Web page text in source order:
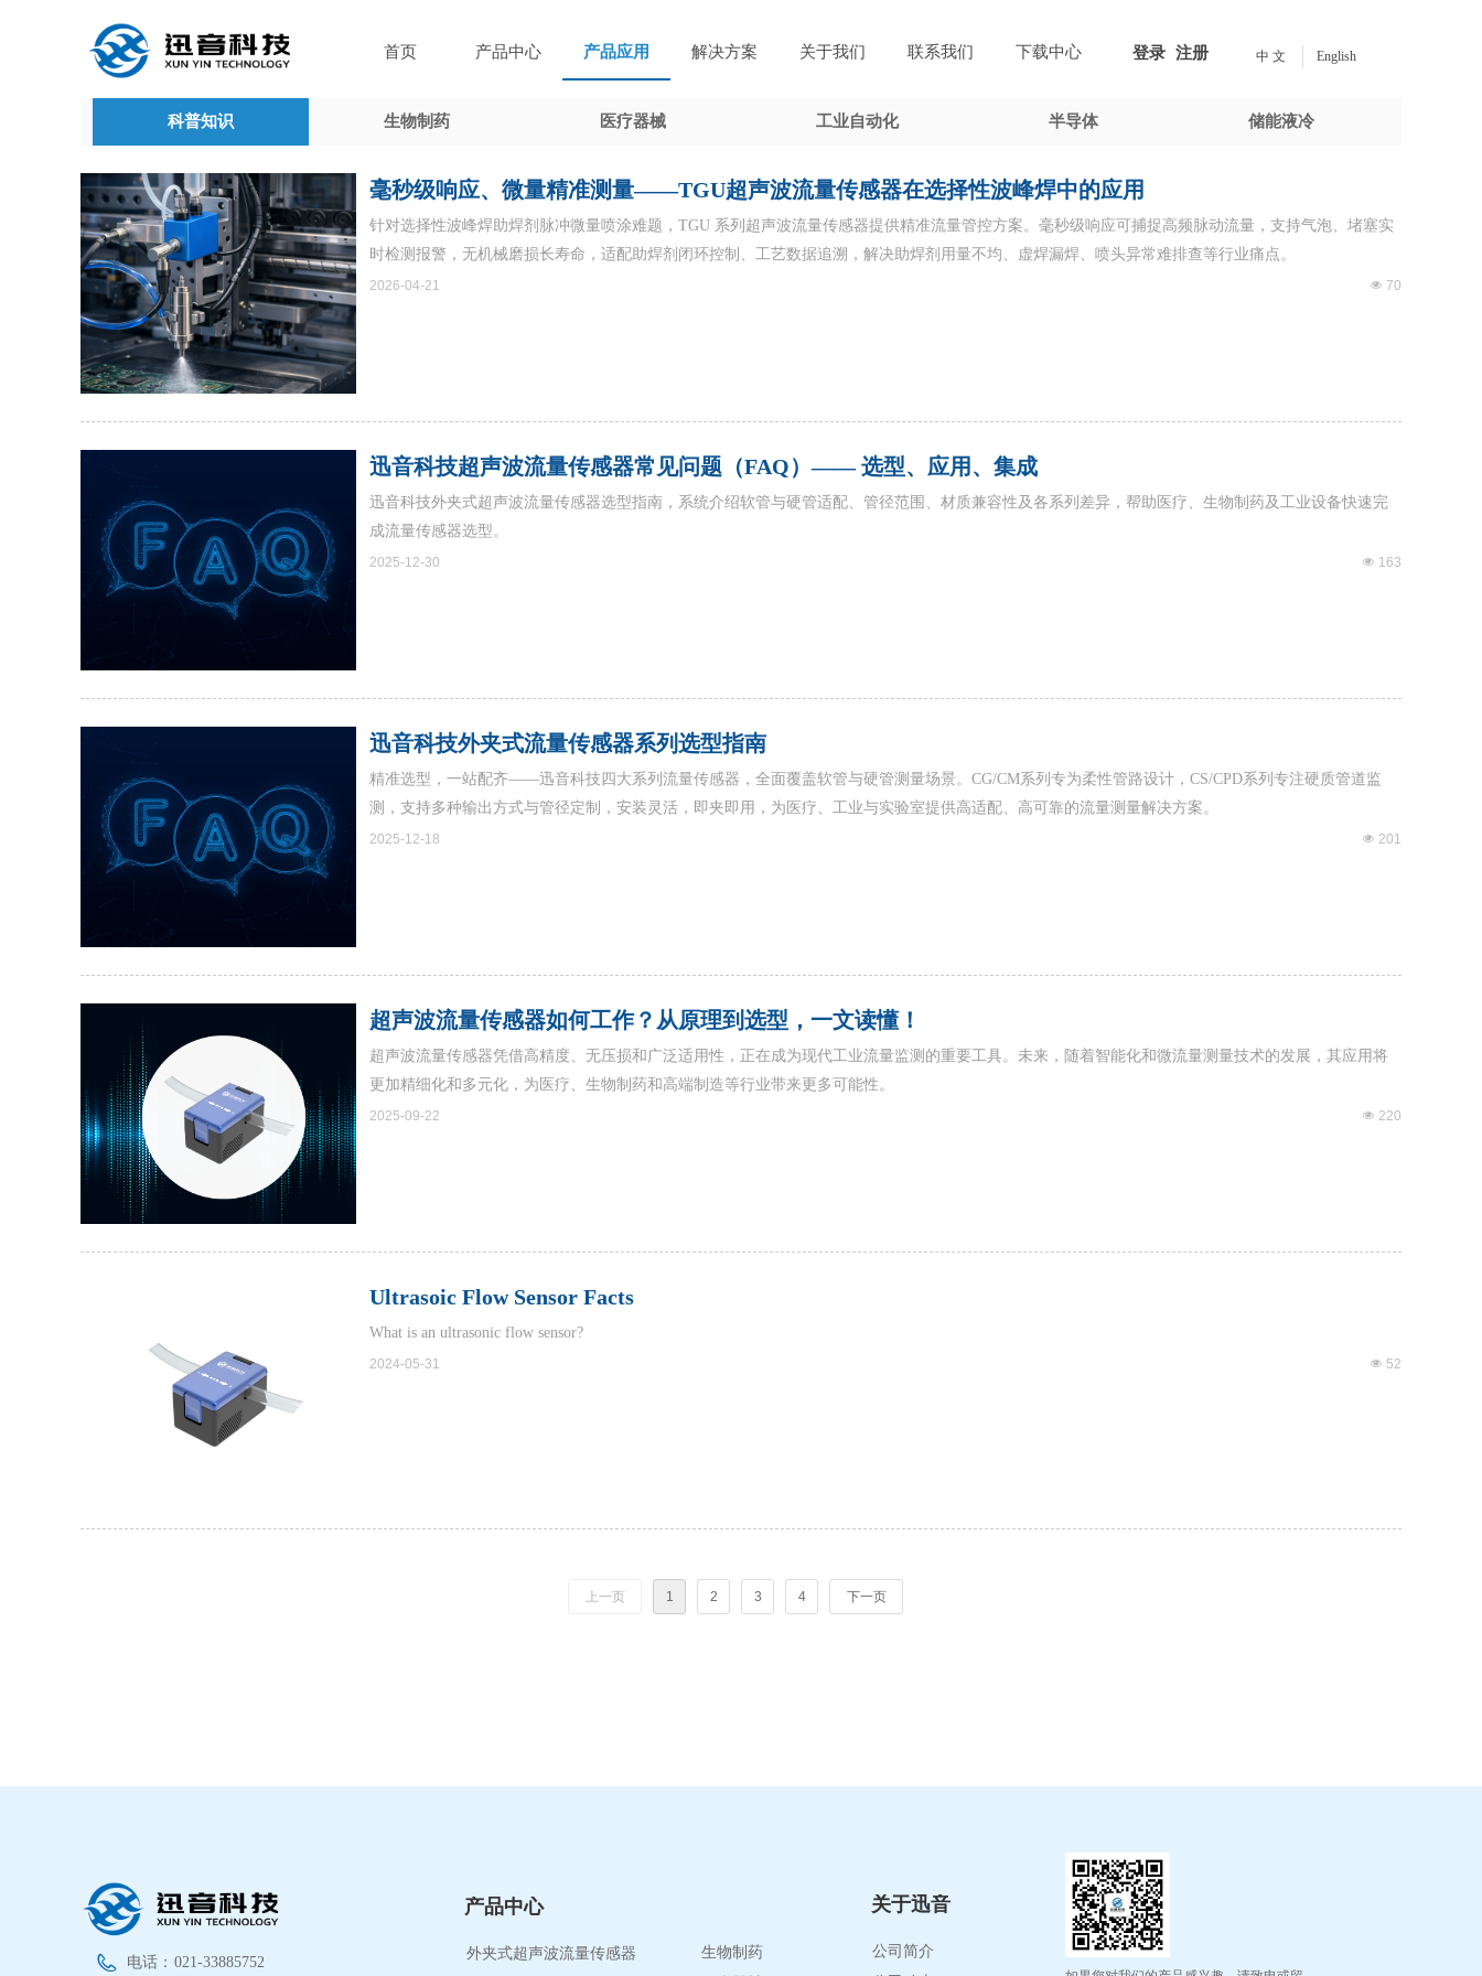
首页 产品中心 产品应用 解决方案 关于我们 联系我们 下载中心 登录 注册 中 文 English
科普知识 生物制药 医疗器械 工业自动化 半导体 储能液冷
毫秒级响应、微量精准测量——TGU超声波流量传感器在选择性波峰焊中的应用
针对选择性波峰焊助焊剂脉冲微量喷涂难题，TGU 系列超声波流量传感器提供精准流量管控方案。毫秒级响应可捕捉高频脉动流量，支持气泡、堵塞实
时检测报警，无机械磨损长寿命，适配助焊剂闭环控制、工艺数据追溯，解决助焊剂用量不均、虚焊漏焊、喷头异常难排查等行业痛点。
넶 70
2026-04-21
迅音科技超声波流量传感器常见问题（FAQ）—— 选型、应用、集成
迅音科技外夹式超声波流量传感器选型指南，系统介绍软管与硬管适配、管径范围、材质兼容性及各系列差异，帮助医疗、生物制药及工业设备快速完
成流量传感器选型。
넶 163
2025-12-30
迅音科技外夹式流量传感器系列选型指南
精准选型，一站配齐——迅音科技四大系列流量传感器，全面覆盖软管与硬管测量场景。CG/CM系列专为柔性管路设计，CS/CPD系列专注硬质管道监
测，支持多种输出方式与管径定制，安装灵活，即夹即用，为医疗、工业与实验室提供高适配、高可靠的流量测量解决方案。
넶 201
2025-12-18
超声波流量传感器如何工作？从原理到选型，一文读懂！
超声波流量传感器凭借高精度、无压损和广泛适用性，正在成为现代工业流量监测的重要工具。未来，随着智能化和微流量测量技术的发展，其应用将
更加精细化和多元化，为医疗、生物制药和高端制造等行业带来更多可能性。
넶 220
2025-09-22
Ultrasoic Flow Sensor Facts
What is an ultrasonic flow sensor?
넶 52
2024-05-31
上一页 1 2 3 4 下一页
电话： 021-33885752
生物制药
外夹式超声波流量传感器
产品中心
公司简介
关于迅音